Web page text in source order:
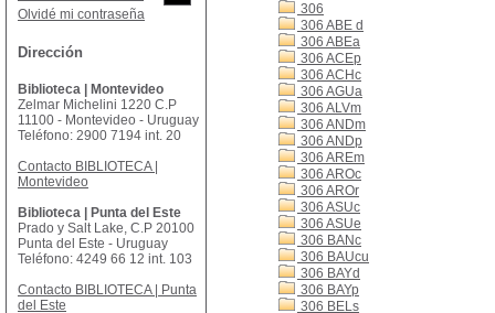
306
306 ABE d
306 ABEa
306 ACEp
306 ACHc
306 AGUa
306 ALVm
306 ANDm
306 ANDp
306 AREm
306 AROc
306 AROr
306 ASUc
306 ASUe
306 BANc
306 BAUcu
306 BAYd
306 BAYp
306 BELs
Olvidé mi contraseña
Dirección
Biblioteca | Montevideo
Zelmar Michelini 1220 C.P
11100 - Montevideo - Uruguay
Teléfono: 2900 7194 int. 20
Contacto BIBLIOTECA |
Montevideo
Biblioteca | Punta del Este
Prado y Salt Lake, C.P 20100
Punta del Este - Uruguay
Teléfono: 4249 66 12 int. 103
Contacto BIBLIOTECA | Punta
del Este